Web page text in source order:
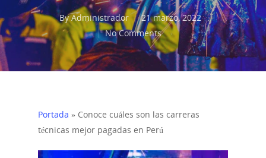
ByAdministrador
21 marzo, 2022
No Comments
Portada » Conoce cuáles son las carreras
técnicas mejor pagadas en Perú